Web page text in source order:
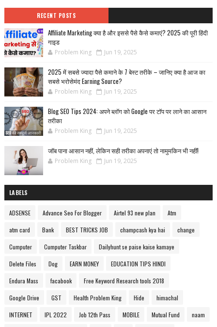
RECENT POSTS
Affiliate Marketing क्या है और इससे पैसे कैसे कमाएं? 2025 की पूरी हिंदी
गाइड
Problem King Jun 19, 2025
2025 में सबसे ज्यादा पैसे कमाने के 7 बेस्ट तरीके – जानिए क्या है आज का
सबसे भरोसेमंद Earning Source?
Problem King Jun 19, 2025
Blog SEO Tips 2024: अपने ब्लॉग को Google पर टॉप पर लाने का आसान
तरीका
Problem King Jun 19, 2025
जॉब पाना आसान नहीं, लेकिन सही तरीका अपनाएं तो नामुमकिन भी नहीं!
Problem King Jun 19, 2025
LABELS
ADSENSE Advance Seo For Blogger Airtel 93 new plan Atm
atm card Bank BEST TRICKS JOB champcash kya hai change
Cumputer Cumputer Taskbar Dailyhunt se paise kaise kamaye
Delete Files Dog EARN MONEY EDUCATION TIPS HINDI
Endura Mass facabook Free Keyword Research tools 2018
Google Drive GST Health Problem King Hide himachal
INTERNET IPL 2022 Job 12th Pass MOBILE Mutual Fund naam